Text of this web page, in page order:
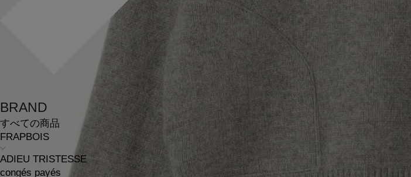
BRAND
すべての商品
FRAPBOIS
ADIEU TRISTESSE
congés payés